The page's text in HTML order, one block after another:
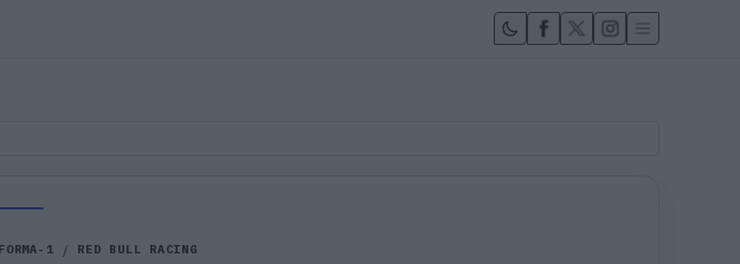
FORMA-1 / RED BULL RACING